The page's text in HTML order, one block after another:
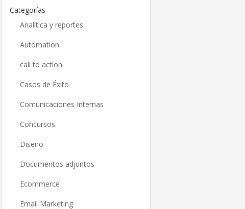
Categorías
Analítica y reportes
Automation
call to action
Casos de Éxito
Comunicaciones Internas
Concursos
Diseño
Documentos adjuntos
Ecommerce
Email Marketing